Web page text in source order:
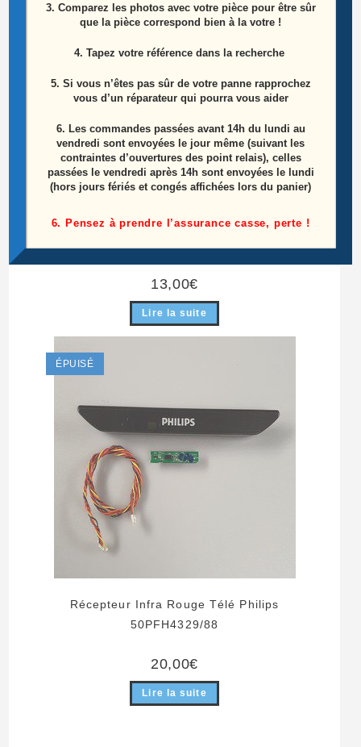
Carte Inverter Télé Philips 47PFH5209/88
13,00€
Lire la suite
ÉPUISÉ
Récepteur Infra Rouge Télé Philips
50PFH4329/88
20,00€
Lire la suite
3. Comparez les photos avec votre pièce pour être sûr
que la pièce correspond bien à la votre !
4. Tapez votre référence dans la recherche
5. Si vous n’êtes pas sûr de votre panne rapprochez
vous d’un réparateur qui pourra vous aider
6. Les commandes passées avant 14h du lundi au
vendredi sont envoyées le jour même (suivant les
contraintes d’ouvertures des point relais), celles
passées le vendredi après 14h sont envoyées le lundi
(hors jours fériés et congés affichées lors du panier)
6. Pensez à prendre l’assurance casse, perte !